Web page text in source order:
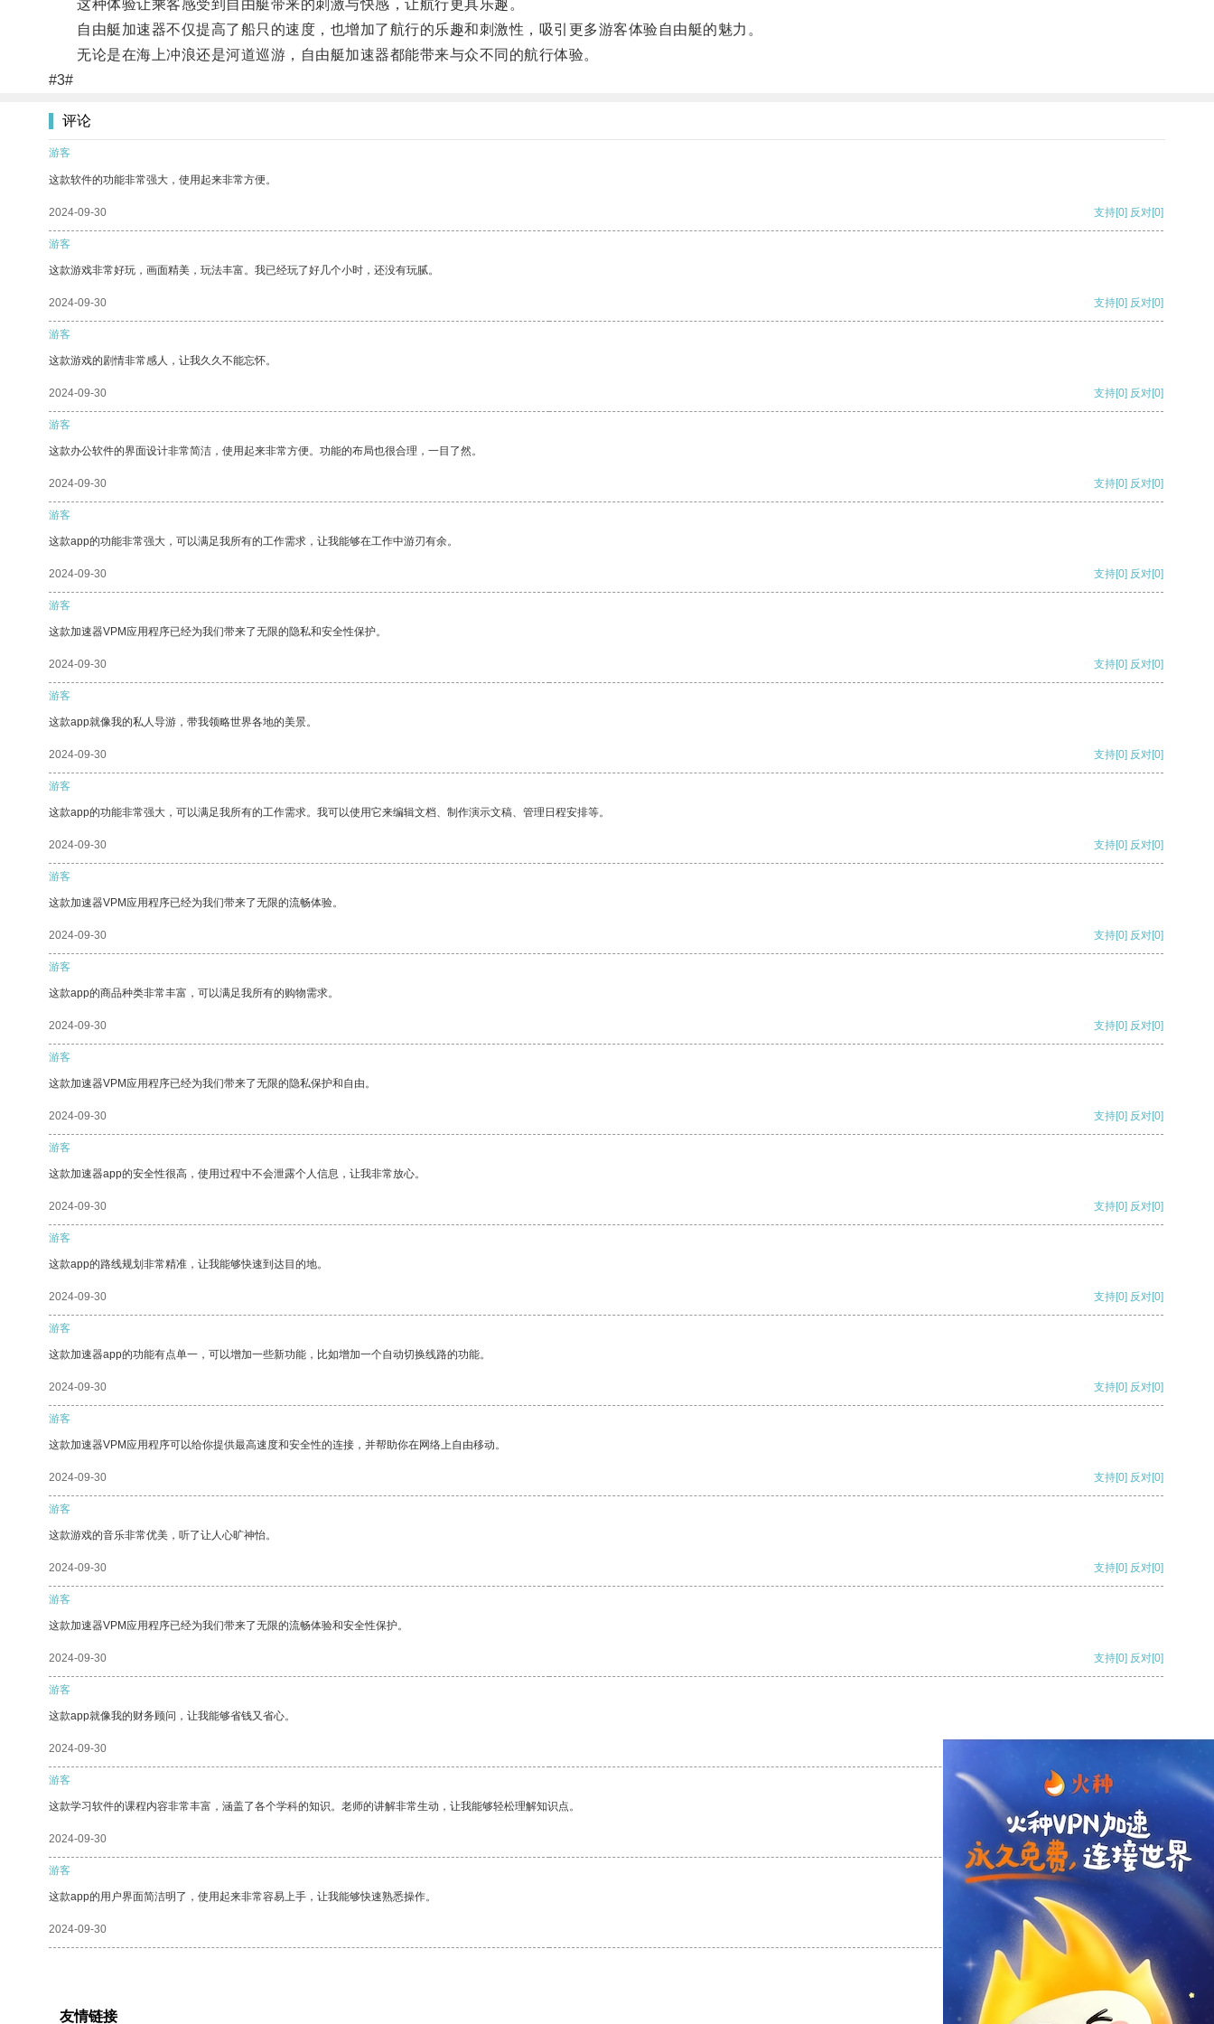
这种体验让乘客感受到自由艇带来的刺激与快感，让航行更具乐趣。
自由艇加速器不仅提高了船只的速度，也增加了航行的乐趣和刺激性，吸引更多游客体验自由艇的魅力。
无论是在海上冲浪还是河道巡游，自由艇加速器都能带来与众不同的航行体验。
#3#
评论
游客
这款软件的功能非常强大，使用起来非常方便。
2024-09-30 支持[0] 反对[0]
游客
这款游戏非常好玩，画面精美，玩法丰富。我已经玩了好几个小时，还没有玩腻。
2024-09-30 支持[0] 反对[0]
游客
这款游戏的剧情非常感人，让我久久不能忘怀。
2024-09-30 支持[0] 反对[0]
游客
这款办公软件的界面设计非常简洁，使用起来非常方便。功能的布局也很合理，一目了然。
2024-09-30 支持[0] 反对[0]
游客
这款app的功能非常强大，可以满足我所有的工作需求，让我能够在工作中游刃有余。
2024-09-30 支持[0] 反对[0]
游客
这款加速器VPM应用程序已经为我们带来了无限的隐私和安全性保护。
2024-09-30 支持[0] 反对[0]
游客
这款app就像我的私人导游，带我领略世界各地的美景。
2024-09-30 支持[0] 反对[0]
游客
这款app的功能非常强大，可以满足我所有的工作需求。我可以使用它来编辑文档、制作演示文稿、管理日程安排等。
2024-09-30 支持[0] 反对[0]
游客
这款加速器VPM应用程序已经为我们带来了无限的流畅体验。
2024-09-30 支持[0] 反对[0]
游客
这款app的商品种类非常丰富，可以满足我所有的购物需求。
2024-09-30 支持[0] 反对[0]
游客
这款加速器VPM应用程序已经为我们带来了无限的隐私保护和自由。
2024-09-30 支持[0] 反对[0]
游客
这款加速器app的安全性很高，使用过程中不会泄露个人信息，让我非常放心。
2024-09-30 支持[0] 反对[0]
游客
这款app的路线规划非常精准，让我能够快速到达目的地。
2024-09-30 支持[0] 反对[0]
游客
这款加速器app的功能有点单一，可以增加一些新功能，比如增加一个自动切换线路的功能。
2024-09-30 支持[0] 反对[0]
游客
这款加速器VPM应用程序可以给你提供最高速度和安全性的连接，并帮助你在网络上自由移动。
2024-09-30 支持[0] 反对[0]
游客
这款游戏的音乐非常优美，听了让人心旷神怡。
2024-09-30 支持[0] 反对[0]
游客
这款加速器VPM应用程序已经为我们带来了无限的流畅体验和安全性保护。
2024-09-30 支持[0] 反对[0]
游客
这款app就像我的财务顾问，让我能够省钱又省心。
2024-09-30
游客
这款学习软件的课程内容非常丰富，涵盖了各个学科的知识。老师的讲解非常生动，让我能够轻松理解知识点。
2024-09-30 支持 [0] 反对 [0]
游客
这款app的用户界面简洁明了，使用起来非常容易上手，让我能够快速熟悉操作。
2024-09-30 支持
友情链接